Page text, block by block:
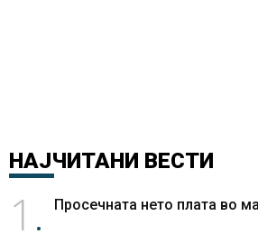
НАЈЧИТАНИ ВЕСТИ
1 Просечната нето плата во